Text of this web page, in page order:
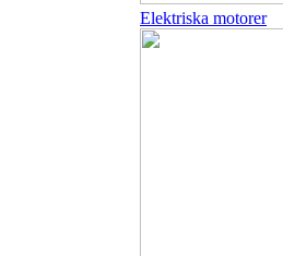
Elektriska motorer